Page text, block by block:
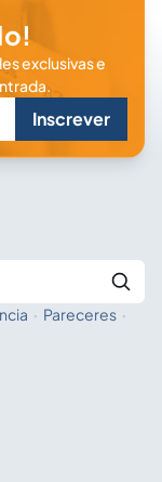
exclusivas e
Inscrever
· Pareceres ·